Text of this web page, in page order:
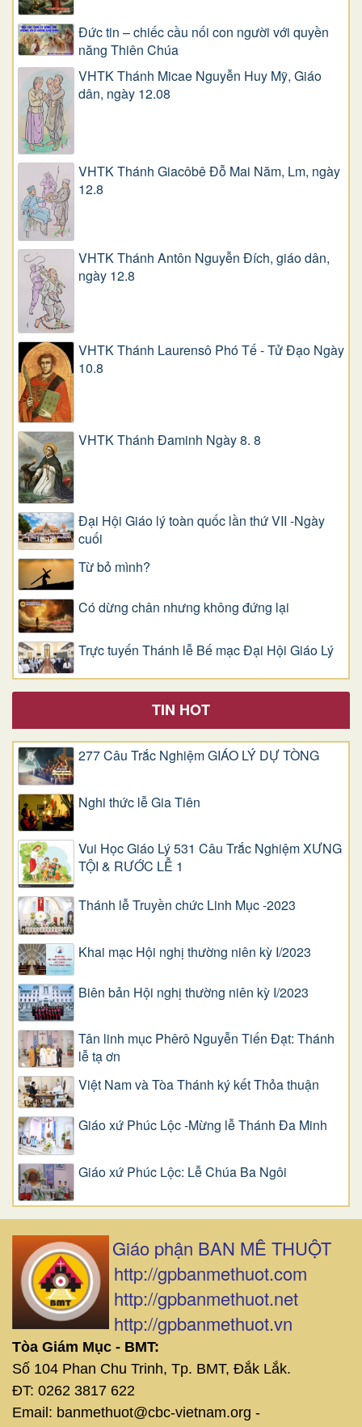
Đức tin – chiếc cầu nối con người với quyền
năng Thiên Chúa
VHTK Thánh Micae Nguyễn Huy Mỹ, Giáo
dân, ngày 12.08
VHTK Thánh Giacôbê Ðỗ Mai Năm, Lm, ngày
12.8
VHTK Thánh Antôn Nguyễn Ðích, giáo dân,
ngày 12.8
VHTK Thánh Laurensô Phó Tế - Tử Đạo Ngày
10.8
VHTK Thánh Đaminh Ngày 8. 8
Đại Hội Giáo lý toàn quốc lần thứ VII -Ngày
cuối
Từ bỏ mình?
Có dừng chân nhưng không đứng lại
Trực tuyến Thánh lễ Bế mạc Đại Hội Giáo Lý
TIN HOT
277 Câu Trắc Nghiệm GIÁO LÝ DỰ TÒNG
Nghi thức lễ Gia Tiên
Vui Học Giáo Lý 531 Câu Trắc Nghiệm XƯNG
TỘI & RƯỚC LỄ 1
Thánh lễ Truyền chức Linh Mục -2023
Khai mạc Hội nghị thường niên kỳ I/2023
Biên bản Hội nghị thường niên kỳ I/2023
Tân linh mục Phêrô Nguyễn Tiến Đạt: Thánh
lễ tạ ơn
Việt Nam và Tòa Thánh ký kết Thỏa thuận
Giáo xứ Phúc Lộc -Mừng lễ Thánh Đa Minh
Giáo xứ Phúc Lộc: Lễ Chúa Ba Ngôi
Giáo phận BAN MÊ THUỘT
http://gpbanmethuot.com
http://gpbanmethuot.net
http://gpbanmethuot.vn
Tòa Giám Mục - BMT:
Số 104 Phan Chu Trinh, Tp. BMT, Đắk Lắk.
ĐT: 0262 3817 622
Email: banmethuot@cbc-vietnam.org -